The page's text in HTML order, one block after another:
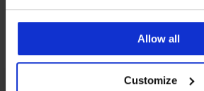
Allow all
Customize
String BOSS Bea
16,50 €32,99 €